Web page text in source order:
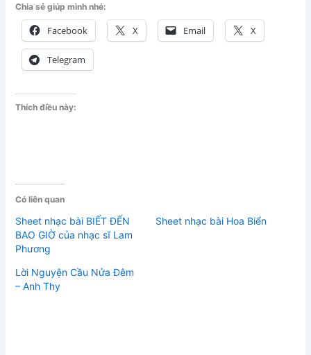
Chia sẻ giúp mình nhé:
Facebook X Email X
Telegram
Thích điều này:
Có liên quan
Sheet nhạc bài BIẾT ĐẾN
BAO GIỜ của nhạc sĩ Lam
Phương
Sheet nhạc bài Hoa Biển
Lời Nguyện Cầu Nửa Đêm
– Anh Thy